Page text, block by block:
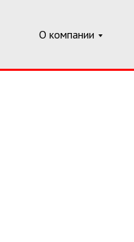
О компании